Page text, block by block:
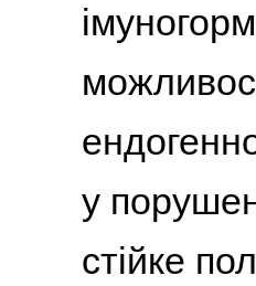
у
стійке